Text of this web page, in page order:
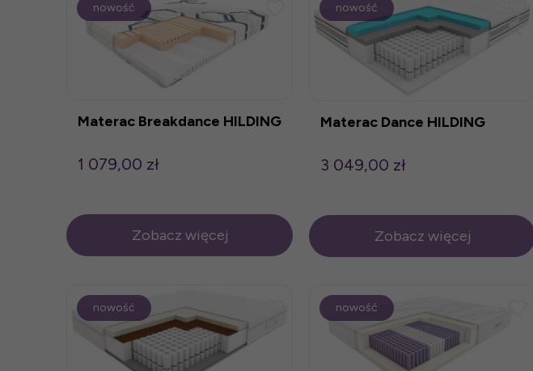
Materac Breakdance HILDING
1 079,00 zł
Zobacz więcej
nowość
Materac Dance HILDING
3 049,00 zł
Zobacz więcej
nowość
nowość nowość